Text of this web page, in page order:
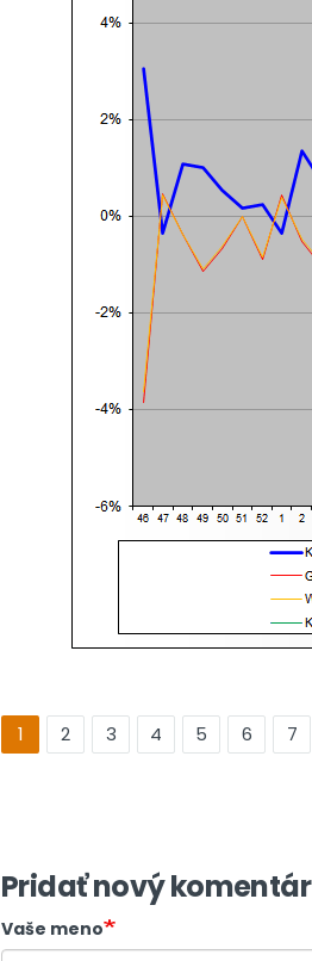
1 2 3 4 5 6 7
Pridať nový komentár
Vaše meno